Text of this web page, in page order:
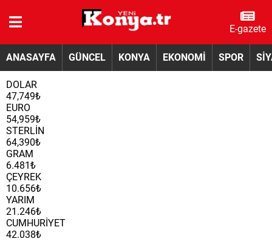
E-gazete
ANASAYFA GÜNCEL KONYA EKONOMİ SPOR
DOLAR
47,749₺
EURO
54,959₺
STERLİN
64,390₺
GRAM
6.481₺
ÇEYREK
10.656₺
YARIM
21.246₺
CUMHURİYET
42.038₺